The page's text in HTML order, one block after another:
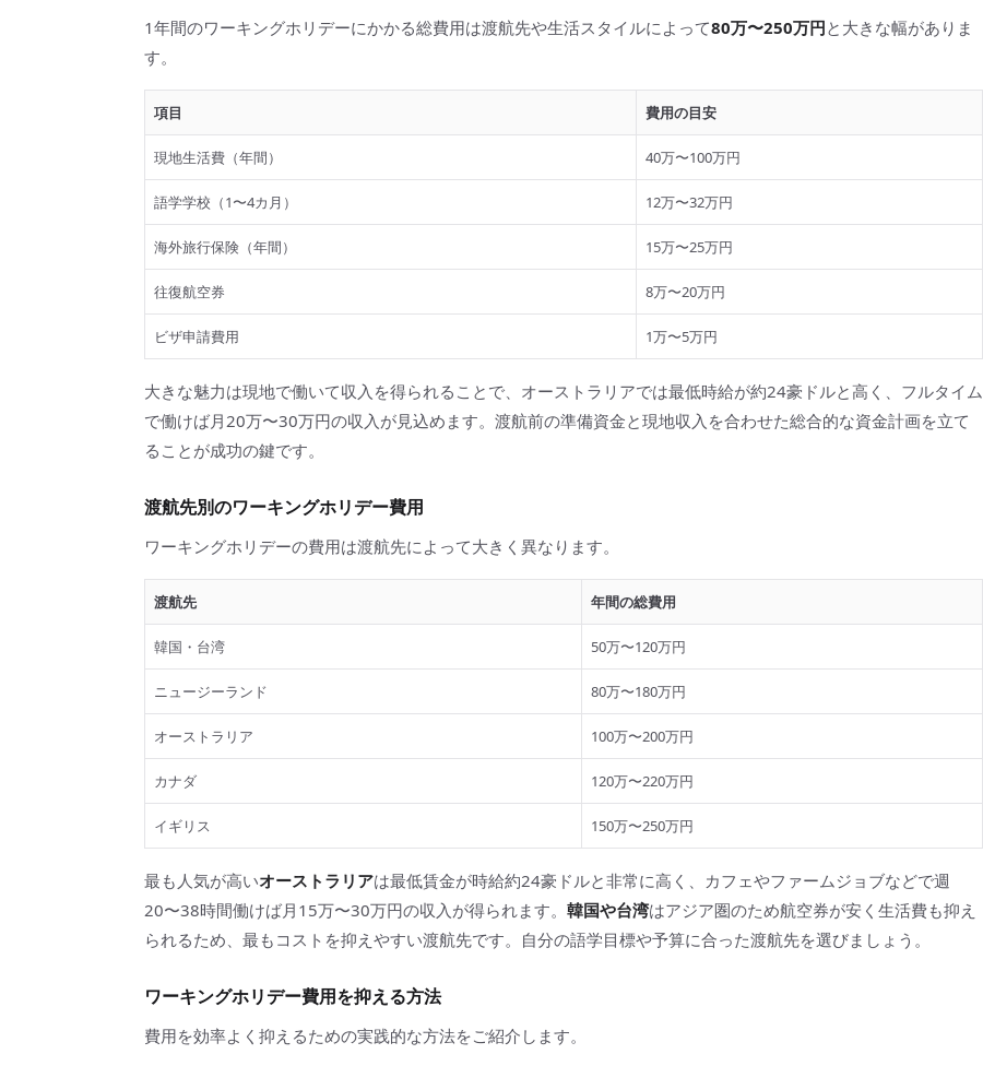
1年間のワーキングホリデーにかかる総費用は渡航先や生活スタイルによって80万〜250万円と大きな幅がありま
す。
項目 費用の目安
現地生活費（年間） 40万〜100万円
語学学校（1〜4カ月） 12万〜32万円
海外旅行保険（年間） 15万〜25万円
往復航空券 8万〜20万円
ビザ申請費用 1万〜5万円
大きな魅力は現地で働いて収入を得られることで、オーストラリアでは最低時給が約24豪ドルと高く、フルタイム
で働けば月20万〜30万円の収入が見込めます。渡航前の準備資金と現地収入を合わせた総合的な資金計画を立て
ることが成功の鍵です。
渡航先別のワーキングホリデー費用
ワーキングホリデーの費用は渡航先によって大きく異なります。
渡航先 年間の総費用
韓国・台湾 50万〜120万円
ニュージーランド 80万〜180万円
オーストラリア 100万〜200万円
カナダ 120万〜220万円
イギリス 150万〜250万円
最も人気が高いオーストラリアは最低賃金が時給約24豪ドルと非常に高く、カフェやファームジョブなどで週
20〜38時間働けば月15万〜30万円の収入が得られます。 韓国や台湾はアジア圏のため航空券が安く生活費も抑え
られるため、最もコストを抑えやすい渡航先です。自分の語学目標や予算に合った渡航先を選びましょう。
ワーキングホリデー費用を抑える方法
費用を効率よく抑えるための実践的な方法をご紹介します。